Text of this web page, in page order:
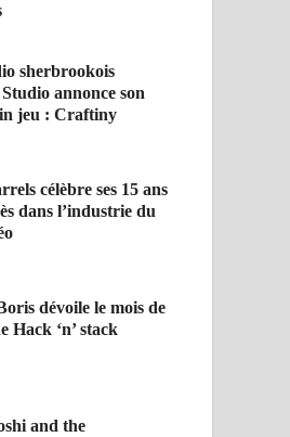
sherbrookois
annonce son
jeu : Craftiny
célèbre ses 15 ans
dans l’industrie du
dévoile le mois de
Hack ‘n’ stack
and the